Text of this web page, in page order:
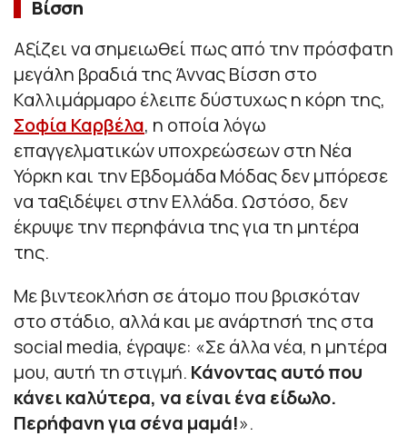
Βίσση
Αξίζει να σημειωθεί πως από την πρόσφατη
μεγάλη βραδιά της Άννας Βίσση στο
Καλλιμάρμαρο έλειπε δύστυχως η κόρη της,
Σοφία Καρβέλα, η οποία λόγω
επαγγελματικών υποχρεώσεων στη Νέα
Υόρκη και την Εβδομάδα Μόδας δεν μπόρεσε
να ταξιδέψει στην Ελλάδα. Ωστόσο, δεν
έκρυψε την περηφάνια της για τη μητέρα
της.
Με βιντεοκλήση σε άτομο που βρισκόταν
στο στάδιο, αλλά και με ανάρτησή της στα
social media, έγραψε: «Σε άλλα νέα, η μητέρα
μου, αυτή τη στιγμή. Κάνοντας αυτό που
κάνει καλύτερα, να είναι ένα είδωλο.
Περήφανη για σένα μαμά!».